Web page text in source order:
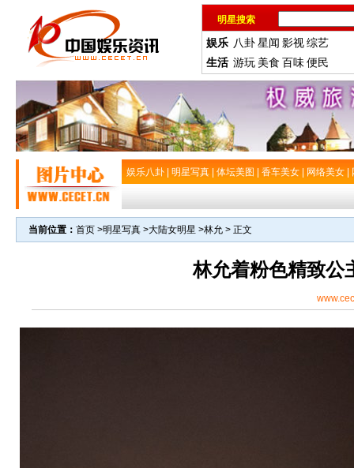
明星搜索
娱乐 八卦星闻 影视综艺
生活 游玩 美食 百味便民
娱乐八卦 明星写真 体坛美图 香车美女 网络美女
当前位置： 首页 >明星写真 >大陆女明星 >林允 > 正文
林允着粉色精致公